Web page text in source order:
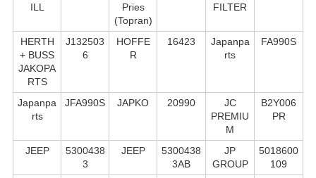
ILL
Pries
(Topran)
FILTER
HERTH
+ BUSS
JAKOPA
RTS
J132503
6
HOFFE
R
16423
Japanpa
rts
FA990S
Japanpa
rts
JFA990S JAPKO 20990
JC
PREMIU
M
B2Y006
PR
JEEP
5300438
3
JEEP
5300438
3AB
JP
GROUP
5018600
109